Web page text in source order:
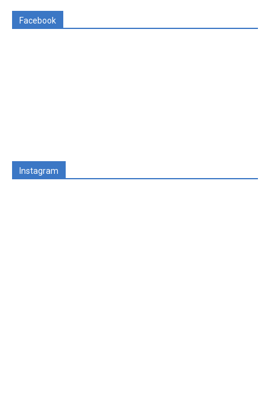
Facebook
Instagram